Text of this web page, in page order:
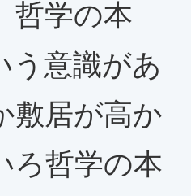
哲学の本
う意識があ
敷居が高か
ろ哲学の本